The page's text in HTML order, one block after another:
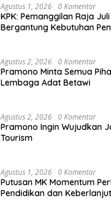
Agustus 1, 2026 0 Komentar
KPK: Pemanggilan Raja
Bergantung Kebutuhan
Agustus 2, 2026 0 Komentar
Pramono Minta Semua
Lembaga Adat Betawi
Agustus 2, 2026 0 Komentar
Pramono Ingin Wujudkan
Tourism
Agustus 1, 2026 0 Komentar
Putusan MK Momentum
Pendidikan dan